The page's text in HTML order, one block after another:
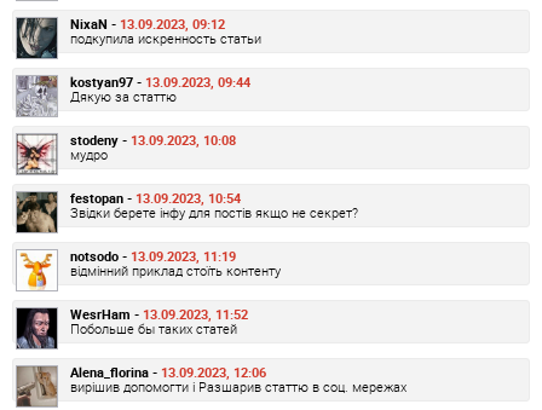
NixaN - 13.09.2023, 09:12
подкупила искренность статьи
kostyan97 - 13.09.2023, 09:44
Дякую за статтю
stodeny - 13.09.2023, 10:08
мудро
festopan - 13.09.2023, 10:54
Звідки берете інфу для постів якщо не секрет?
notsodo - 13.09.2023, 11:19
відмінний приклад стоїть контенту
WesrHam - 13.09.2023, 11:52
Побольше бы таких статей
Alena_florina - 13.09.2023, 12:06
вирішив допомогти і Разшарив статтю в соц. мережах